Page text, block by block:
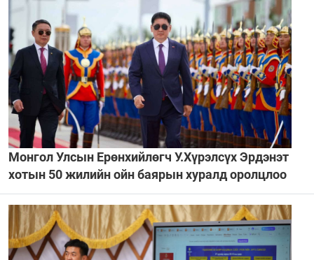
Монгол Улсын Ерөнхийлөгч У.Хүрэлсүх Эрдэнэт
хотын 50 жилийн ойн баярын хуралд оролцлоо